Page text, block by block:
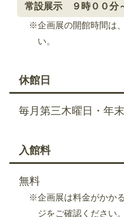
常設展示 ９時００分
※企画展の開館時間は
い。
休館日
毎月第三木曜日・年
入館料
無料
※企画展は料金がかか
ジをご確認ください。